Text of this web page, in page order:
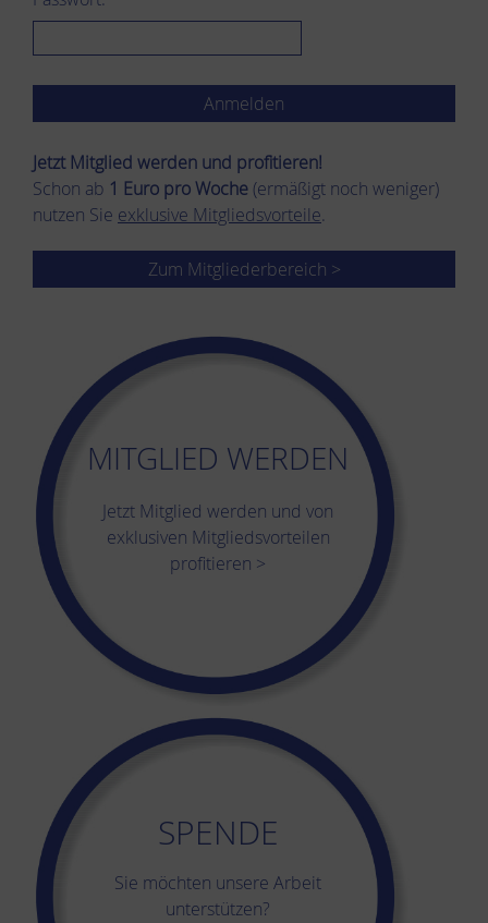
Jetzt Mitglied werden und pro­fi­tie­ren!
Schon ab 1 Euro pro Woche (ermäßigt noch weniger)
nutzen Sie exklusive Mitgliedsvorteile.
Zum Mitgliederbereich >
MITGLIED WERDEN
Jetzt Mitglied werden und von
exklusiven Mitgliedsvorteilen
profitieren >
SPENDE
Sie möchten unsere Arbeit
unterstützen?